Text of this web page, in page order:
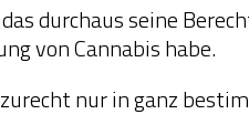
durchaus seine
von Cannabis habe.
nur in ganz